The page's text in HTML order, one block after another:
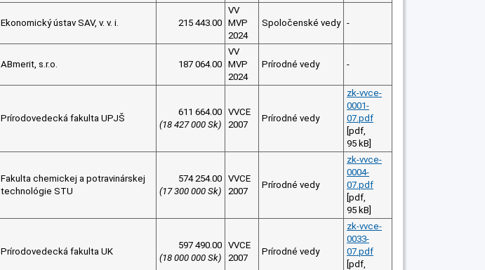
Ekonomický ústav SAV, v. v. i. 215 443.00
VV
MVP
2024
Spoločenské vedy -
ABmerit, s.r.o. 187 064.00
VV
MVP
2024
Prírodné vedy -
Prírodovedecká fakulta UPJŠ
611 664.00
(18 427 000 Sk)
VVCE
2007
Prírodné vedy
zk-vvce-
0001-
07.pdf
[pdf,
95 kB]
Fakulta chemickej a potravinárskej
technológie STU
574 254.00
(17 300 000 Sk)
VVCE
2007
Prírodné vedy
zk-vvce-
0004-
07.pdf
[pdf,
95 kB]
Prírodovedecká fakulta UK
597 490.00
(18 000 000 Sk)
VVCE
2007
Prírodné vedy
zk-vvce-
0033-
07.pdf
[pdf,